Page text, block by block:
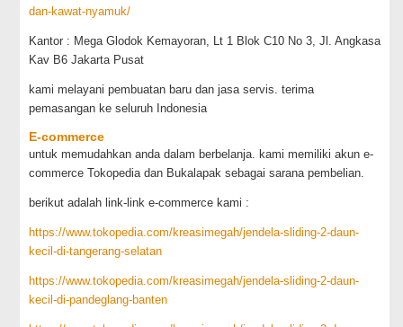
dan-kawat-nyamuk/
Kantor : Mega Glodok Kemayoran, Lt 1 Blok C10 No 3, Jl. Angkasa
Kav B6 Jakarta Pusat
kami melayani pembuatan baru dan jasa servis. terima
pemasangan ke seluruh Indonesia
E-commerce
untuk memudahkan anda dalam berbelanja. kami memiliki akun e-
commerce Tokopedia dan Bukalapak sebagai sarana pembelian.
berikut adalah link-link e-commerce kami :
https://www.tokopedia.com/kreasimegah/jendela-sliding-2-daun-
kecil-di-tangerang-selatan
https://www.tokopedia.com/kreasimegah/jendela-sliding-2-daun-
kecil-di-pandeglang-banten